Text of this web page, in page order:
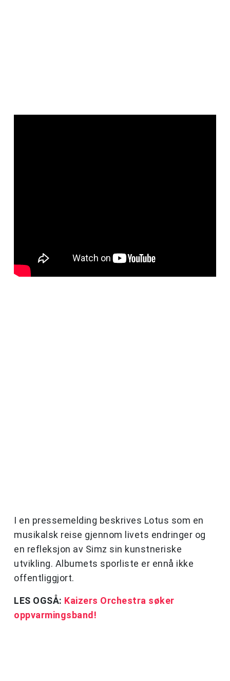
I en pressemelding beskrives Lotus som en
musikalsk reise gjennom livets endringer og
en refleksjon av Simz sin kunstneriske
utvikling. Albumets sporliste er ennå ikke
offentliggjort.
LES OGSÅ: Kaizers Orchestra søker
oppvarmingsband!